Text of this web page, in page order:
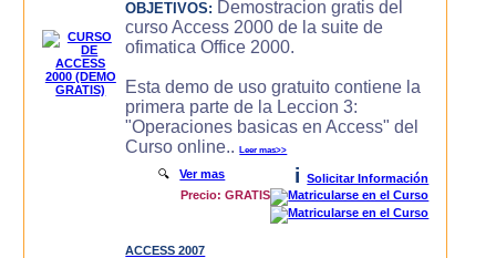
OBJETIVOS: Demostracion gratis del
curso Access 2000 de la suite de
ofimatica Office 2000.
Esta demo de uso gratuito contiene la
primera parte de la Leccion 3:
"Operaciones basicas en Access" del
Curso online..Leer mas>>
🔍Ver mas i
Solicitar Información
Precio: GRATIS
ACCESS 2007